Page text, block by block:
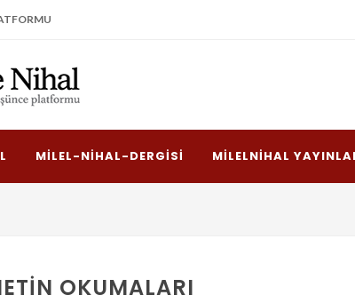
MILEL-NIHAL-DERGISI MILELNIHAL
OKUMALARI